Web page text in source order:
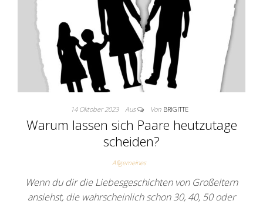
14 Oktober 2023 Aus Von BRIGITTE
Warum lassen sich Paare heutzutage
scheiden?
Allgemeines
Wenn du dir die Liebesgeschichten von Großeltern
ansiehst, die wahrscheinlich schon 30, 40, 50 oder